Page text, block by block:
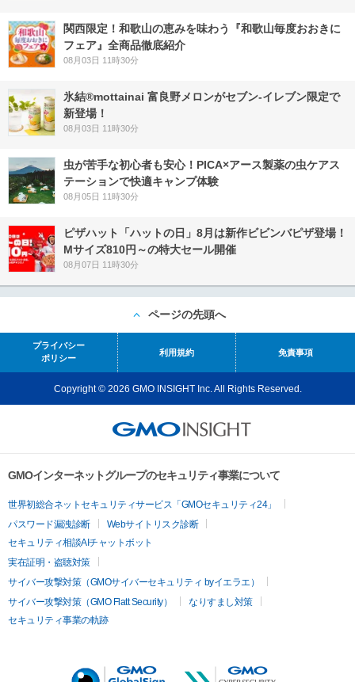
関西限定！和歌山の恵みを味わう『和歌山毎度おおきに
フェア』全商品徹底紹介
08月03日 11時30分
氷結®mottainai 富良野メロンがセブン‐イレブン限定で
新登場！
08月03日 11時30分
虫が苦手な初心者も安心！PICA×アース製薬の虫ケアス
テーションで快適キャンプ体験
08月05日 11時30分
ピザハット「ハットの日」8月は新作ビビンバピザ登場！
Mサイズ810円～の特大セール開催
08月07日 11時30分
ページの先頭へ
プライバシー
ポリシー
利用規約 免責事項
Copyright © 2026 GMO INSIGHT Inc. All Rights Reserved.
GMOインターネットグループのセキュリティ事業について
世界初総合ネットセキュリティサービス「GMOセキュリティ24」
パスワード漏洩診断
Webサイトリスク診断
セキュリティ相談AIチャットボット
実在証明・盗聴対策
サイバー攻撃対策（GMOサイバーセキュリティ byイエラエ）
サイバー攻撃対策（GMO Flatt Security）
なりすまし対策
セキュリティ事業の軌跡